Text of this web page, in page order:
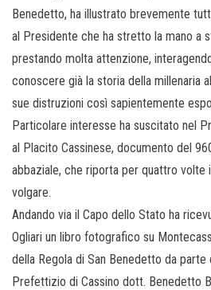
Benedetto, ha illustrato brevemente
al Presidente che ha stretto la mano a
prestando molta attenzione,
conoscere già la storia della millenaria
sue distruzioni così sapientemente
Particolare interesse ha suscitato nel
al Placito Cassinese, documento del
abbaziale, che riporta per quattro
volgare.
Andando via il Capo dello Stato ha
Ogliari un libro fotografico su
della Regola di San Benedetto da parte
Prefettizio di Cassino dott. Benedetto